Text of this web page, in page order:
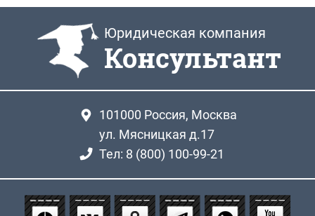
Юридическая компания
Консультант
101000 Россия, Москва
ул. Мясницкая д.17
Тел: 8 (800) 100-99-21